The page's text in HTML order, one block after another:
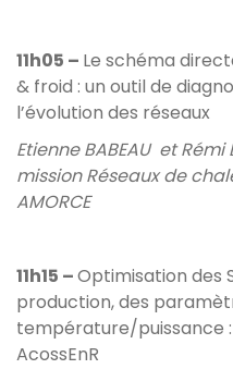
11h05 – Le schéma
& froid : un outil de
l’évolution des réseaux
Etienne BABEAU et Rémi
mission Réseaux de
AMORCE
11h15 –Optimisation des
production, des
température/puissance
AcossEnR